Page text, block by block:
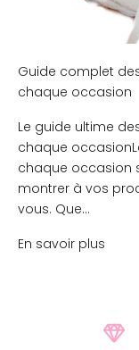
Guide complet
chaque occasion
Le guide ultime
chaque
chaque occasion
montrer à vos
vous. Que...
En savoir plus